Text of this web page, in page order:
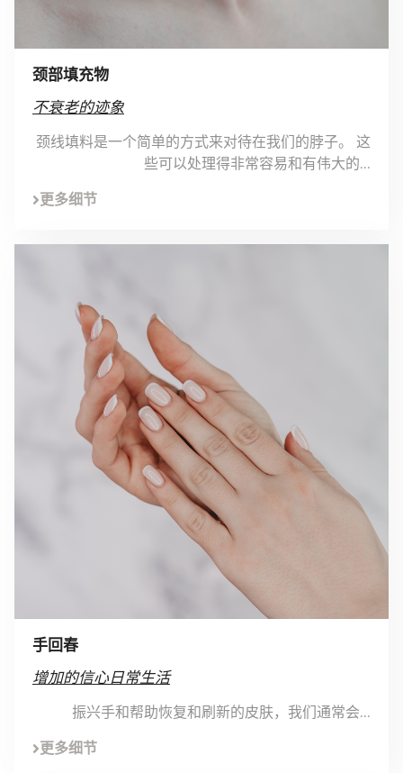
颈部填充物
不衰老的迹象
颈线填料是一个简单的方式来对待在我们的脖子。 这
些可以处理得非常容易和有伟大的...
更多细节
手回春
增加的信心日常生活
振兴手和帮助恢复和刷新的皮肤，我们通常会...
更多细节